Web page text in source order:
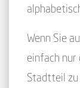
Wenn Sie
einfach nur
Stadtteil zu